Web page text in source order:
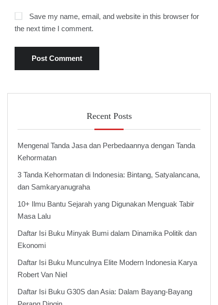
Save my name, email, and website in this browser for
the next time I comment.
Recent Posts
Mengenal Tanda Jasa dan Perbedaannya dengan Tanda
Kehormatan
3 Tanda Kehormatan di Indonesia: Bintang, Satyalancana,
dan Samkaryanugraha
10+ Ilmu Bantu Sejarah yang Digunakan Menguak Tabir
Masa Lalu
Daftar Isi Buku Minyak Bumi dalam Dinamika Politik dan
Ekonomi
Daftar Isi Buku Munculnya Elite Modern Indonesia Karya
Robert Van Niel
Daftar Isi Buku G30S dan Asia: Dalam Bayang-Bayang